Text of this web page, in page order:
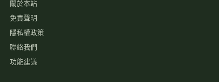
關於本站
免責聲明
隱私權政策
聯絡我們
功能建議